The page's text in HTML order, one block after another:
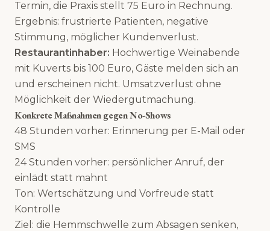
Termin, die Praxis stellt 75 Euro in Rechnung.
Ergebnis: frustrierte Patienten, negative
Stimmung, möglicher Kundenverlust.
Restaurantinhaber: Hochwertige Weinabende
mit Kuverts bis 100 Euro, Gäste melden sich an
und erscheinen nicht. Umsatzverlust ohne
Möglichkeit der Wiedergutmachung.
Konkrete Maßnahmen gegen No-Shows
48 Stunden vorher: Erinnerung per E-Mail oder
SMS
24 Stunden vorher: persönlicher Anruf, der
einlädt statt mahnt
Ton: Wertschätzung und Vorfreude statt
Kontrolle
Ziel: die Hemmschwelle zum Absagen senken,